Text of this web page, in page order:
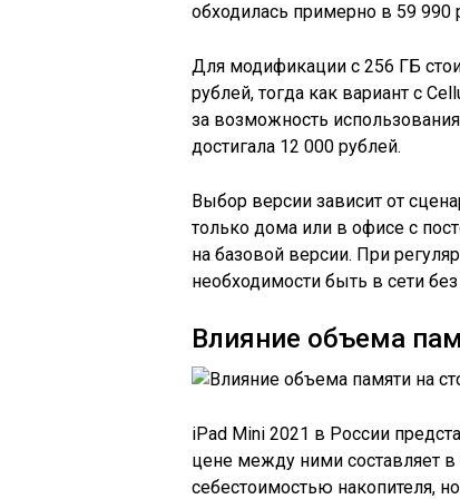
обходилась примерно в 59 990
Для модификации с 256 ГБ
рублей, тогда как вариант с
за возможность
достигала 12 000 рублей.
Выбор версии зависит от
только дома или в офисе с
на базовой версии. При
необходимости быть в сети
Влияние объема
iPad Mini 2021 в России
цене между ними составляет
себестоимостью накопителя,